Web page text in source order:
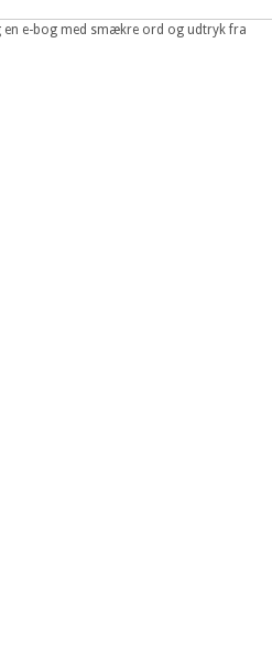
e-bog med smækre ord og udtryk fra